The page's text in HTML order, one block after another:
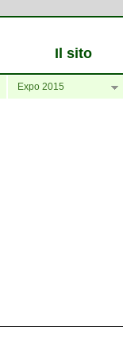
Il sito
Expo 2015